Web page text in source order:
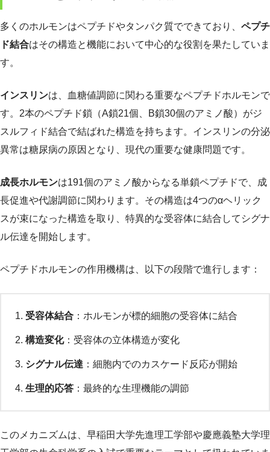
多くのホルモンはペプチドやタンパク質でできており、 ペプチ
ド結合はその構造と機能において中心的な役割を果たしていま
す。
インスリンは、血糖値調節に関わる重要なペプチドホルモンで
す。2本のペプチド鎖（A鎖21個、B鎖30個のアミノ酸）がジ
スルフィド結合で結ばれた構造を持ちます。インスリンの分泌
異常は糖尿病の原因となり、現代の重要な健康問題です。
成長ホルモンは191個のアミノ酸からなる単鎖ペプチドで、成
長促進や代謝調節に関わります。その構造は4つのαヘリック
スが束になった構造を取り、特異的な受容体に結合してシグナ
ル伝達を開始します。
ペプチドホルモンの作用機構は、以下の段階で進行します：
受容体結合 ：ホルモンが標的細胞の受容体に結合
構造変化：受容体の立体構造が変化
シグナル伝達 ：細胞内でのカスケード反応が開始
生理的応答 ：最終的な生理機能の調節
このメカニズムは、早稲田大学先進理工学部や慶應義塾大学理